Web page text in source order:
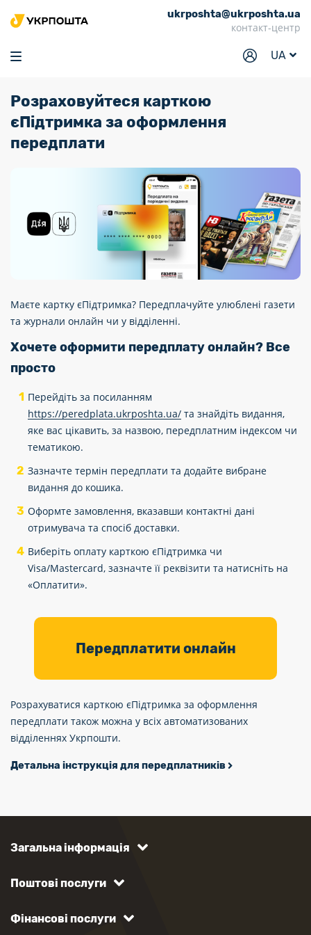
ukrposhta@ukrposhta.ua
контакт-центр
UA
Головна
Маркет
Трекінг
Послуги
Філателія
Розраховуйтеся карткою
єПідтримка за оформлення
передплати
Маєте картку єПідтримка? Передплачуйте улюблені газети
та журнали онлайн чи у відділенні.
Хочете оформити передплату онлайн? Все
просто
Перейдіть за посиланням
https://peredplata.ukrposhta.ua/ та знайдіть видання,
яке вас цікавить, за назвою, передплатним індексом чи
тематикою.
Зазначте термін передплати та додайте вибране
видання до кошика.
Оформте замовлення, вказавши контактні дані
отримувача та спосіб доставки.
Виберіть оплату карткою єПідтримка чи
Visa/Mastercard, зазначте її реквізити та натисніть на
«Оплатити».
Передплатити онлайн
Розрахуватися карткою єПідтримка за оформлення
передплати також можна у всіх автоматизованих
відділеннях Укрпошти.
Детальна інструкція для передплатників
Загальна інформація
Поштові послуги
Фінансові послуги